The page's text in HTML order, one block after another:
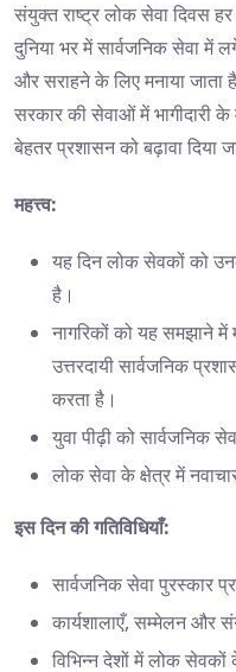
संयुक्त राष्ट्र लोक सेवा दिवस हर
दुनिया भर में सार्वजनिक सेवा में
और सराहने के लिए मनाया जाता
सरकार की सेवाओं में भागीदारी
बेहतर प्रशासन को बढ़ावा दिया
महत्त्व:
यह दिन लोक सेवकों को
है।
नागरिकों को यह समझाने
उत्तरदायी सार्वजनिक
करता है।
युवा पीढ़ी को सार्वजनिक
लोक सेवा के क्षेत्र में
इस दिन की गतिविधियाँ:
सार्वजनिक सेवा पुरस्कार
कार्यशालाएँ, सम्मेलन और
विभिन्न देशों में लोक सेवकों